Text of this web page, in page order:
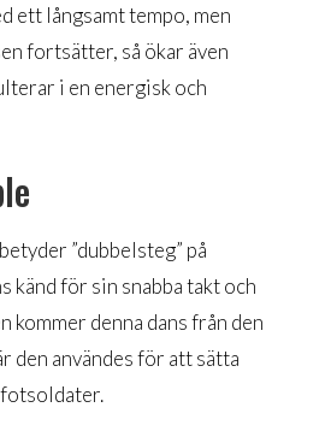
ett långsamt tempo, men
fortsätter, så ökar även
i en energisk och
”dubbelsteg” på
känd för sin snabba takt och
kommer denna dans från den
den användes för att sätta